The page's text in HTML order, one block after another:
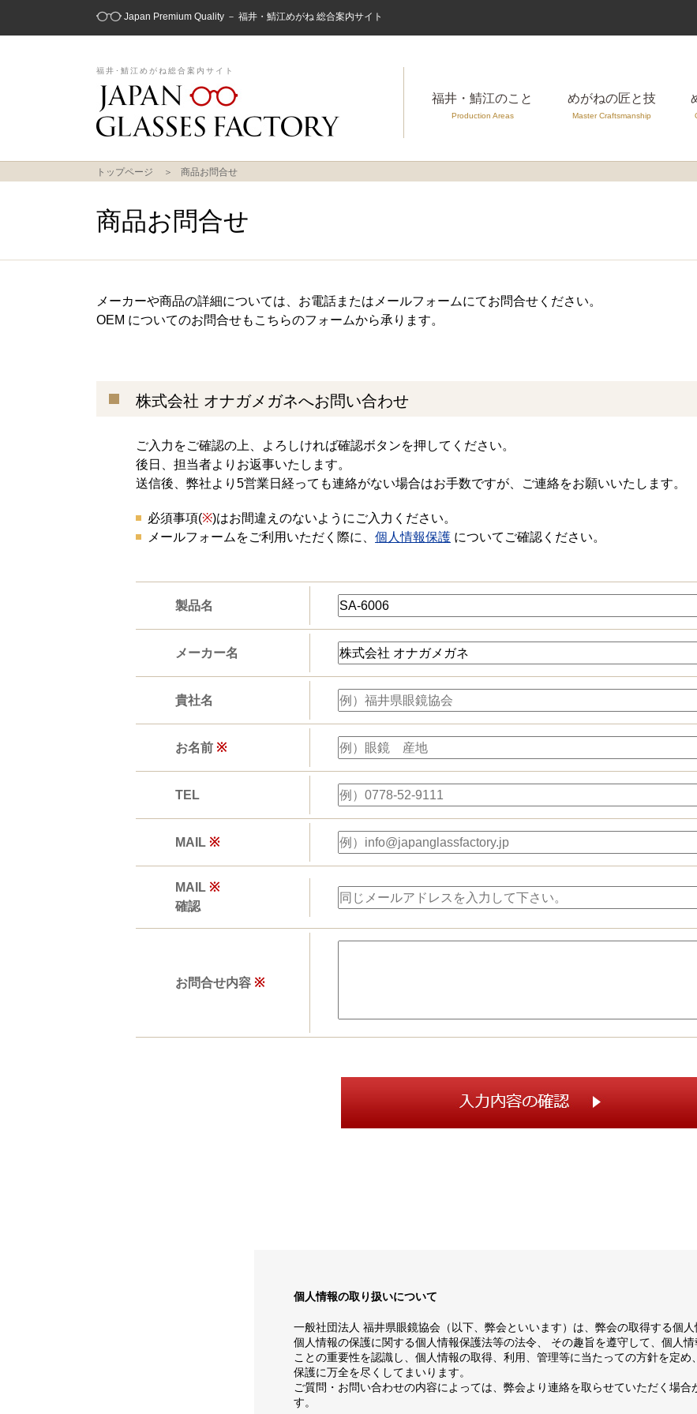
Japan Premium Quality － 福井・鯖江めがね 総合案内サイト
福井･鯖江めがね総合案内サイト
福井・鯖江のこと
Production Areas
めがねの匠と技
Master Craftsmanship
トップページ 商品お問合せ
商品お問合せ
メーカーや商品の詳細については、お電話またはメールフォームにてお問合せください。
OEM についてのお問合せもこちらのフォームから承ります。
株式会社 オナガメガネへお問い合わせ
ご入力をご確認の上、よろしければ確認ボタンを押してください。
後日、担当者よりお返事いたします。
送信後、弊社より5営業日経っても連絡がない場合はお手数ですが、ご連絡をお願いいたします。
必須事項(※)はお間違えのないようにご入力ください。
メールフォームをご利用いただく際に、 個人情報保護 についてご確認ください。
製品名
メーカー名
貴社名
お名前 ※
TEL
MAIL ※
MAIL ※
確認
お問合せ内容 ※
個人情報の取り扱いについて
一般社団法人 福井県眼鏡協会（以下、弊会といいます）は、弊会の取得する個人
個人情報の保護に関する個人情報保護法等の法令、 その趣旨を遵守して、個人
ことの重要性を認識し、個人情報の取得、利用、管理等に当たっての方針を定め
保護に万全を尽くしてまいります。
ご質問・お問い合わせの内容によっては、弊会より連絡を取らせていただく場合
す。